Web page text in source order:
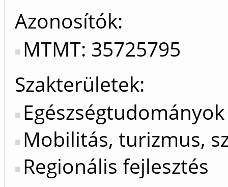
Azonosítók
MTMT: 35725795
Szakterületek:
Egészségtudományok
Mobilitás, turizmus,
Regionális fejlesztés